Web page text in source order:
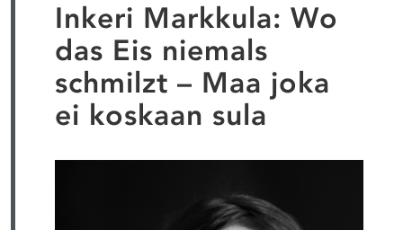
Inkeri Markkula: Wo
das Eis niemals
schmilzt – Maa joka
ei koskaan sula